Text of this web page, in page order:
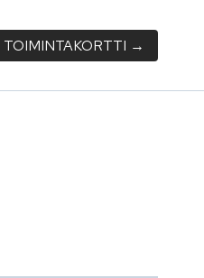
TOIMINTA­KORTTI →